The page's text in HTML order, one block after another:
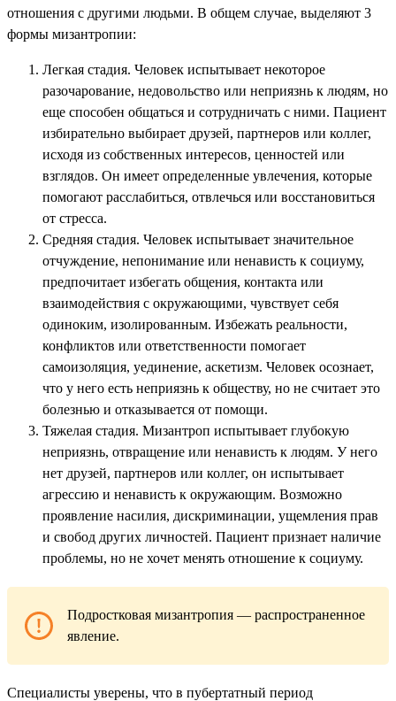
отношения с другими людьми. В общем случае, выделяют 3
формы мизантропии:
Легкая стадия. Человек испытывает некоторое
разочарование, недовольство или неприязнь к людям, но
еще способен общаться и сотрудничать с ними. Пациент
избирательно выбирает друзей, партнеров или коллег,
исходя из собственных интересов, ценностей или
взглядов. Он имеет определенные увлечения, которые
помогают расслабиться, отвлечься или восстановиться
от стресса.
Средняя стадия. Человек испытывает значительное
отчуждение, непонимание или ненависть к социуму,
предпочитает избегать общения, контакта или
взаимодействия с окружающими, чувствует себя
одиноким, изолированным. Избежать реальности,
конфликтов или ответственности помогает
самоизоляция, уединение, аскетизм. Человек осознает,
что у него есть неприязнь к обществу, но не считает это
болезнью и отказывается от помощи.
Тяжелая стадия. Мизантроп испытывает глубокую
неприязнь, отвращение или ненависть к людям. У него
нет друзей, партнеров или коллег, он испытывает
агрессию и ненависть к окружающим. Возможно
проявление насилия, дискриминации, ущемления прав
и свобод других личностей. Пациент признает наличие
проблемы, но не хочет менять отношение к социуму.
Подростковая мизантропия — распространенное
явление.
Специалисты уверены, что в пубертатный период